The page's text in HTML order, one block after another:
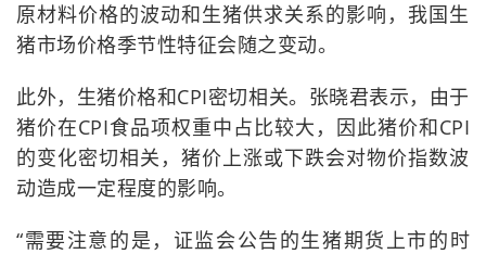
原材料价格的波动和生猪供求关系的影响，我国生
猪市场价格季节性特征会随之变动。
此外，生猪价格和CPI密切相关。张晓君表示，由于
猪价在CPI食品项权重中占比较大，因此猪价和CPI
的变化密切相关，猪价上涨或下跌会对物价指数波
动造成一定程度的影响。
“需要注意的是，证监会公告的生猪期货上市的时